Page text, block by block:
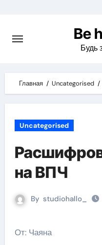
content
Be
Будь
Главная Uncategorised
Uncategorised
на ВПЧ
By studiohallo_
От: Чаяна